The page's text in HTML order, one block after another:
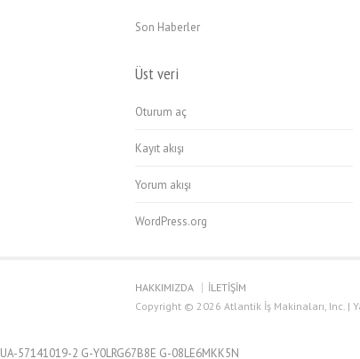
Son Haberler
Üst veri
Oturum aç
Kayıt akışı
Yorum akışı
WordPress.org
HAKKIMIZDA
İLETİŞİM
Copyright © 2026 Atlantik İş Makinaları, Inc. |
UA-57141019-2 G-Y0LRG67B8E G-08LE6MKK5N